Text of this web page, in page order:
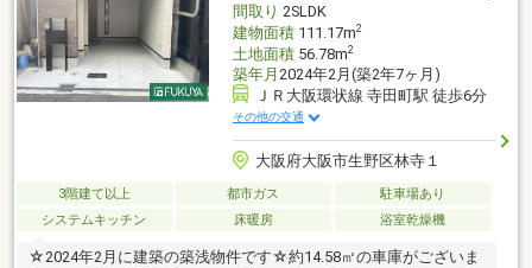
間取り 2SLDK
建物面積111.17m2
土地面積56.78m2
築年月 2024年2月(築2年7ヶ月)
ＪＲ大阪環状線 寺田町駅 徒歩6分
その他の交通
大阪府大阪市生野区林寺１
3階建て以上 都市ガス
駐車場あり
システムキッチン
床暖房 浴室乾燥機
☆2024年2月に建築の築浅物件です☆約14.58㎡の車庫がございま